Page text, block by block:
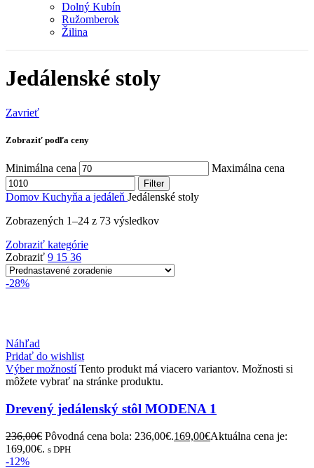
Dolný Kubín
Ružomberok
Žilina
Jedálenské stoly
Zavrieť
Zobraziť podľa ceny
Minimálna cena Maximálna cena
Filter
Domov Kuchyňa a jedáleň Jedálenské stoly
Zobrazených 1–24 z 73 výsledkov
Zobraziť kategórie
Zobraziť 9 15 36
-28%
Náhľad
Pridať do wishlist
Výber možnostíTento produkt má viacero variantov. Možnosti si
môžete vybrať na stránke produktu.
Drevený jedálenský stôl MODENA 1
236,00€ Pôvodná cena bola: 236,00€.169,00€Aktuálna cena je:
169,00€. s DPH
-12%